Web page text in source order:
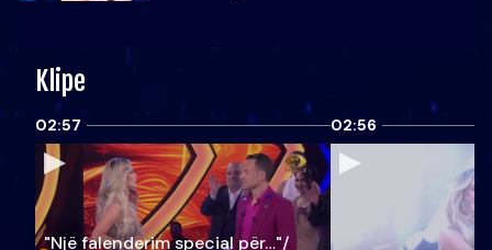
Klipe
02:57
"Një falenderim special për…"/
02:56